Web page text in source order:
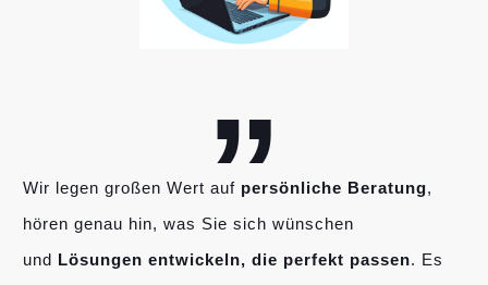
„
Wir legen großen Wert auf persönliche Beratung,
hören genau hin, was Sie sich wünschen
und Lösungen entwickeln, die perfekt passen. Es